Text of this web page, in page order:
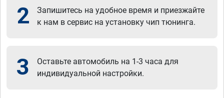
2
Запишитесь на удобное время и приезжайте
к нам в сервис на установку чип тюнинга.
3
Оставьте автомобиль на 1-3 часа для
индивидуальной настройки.